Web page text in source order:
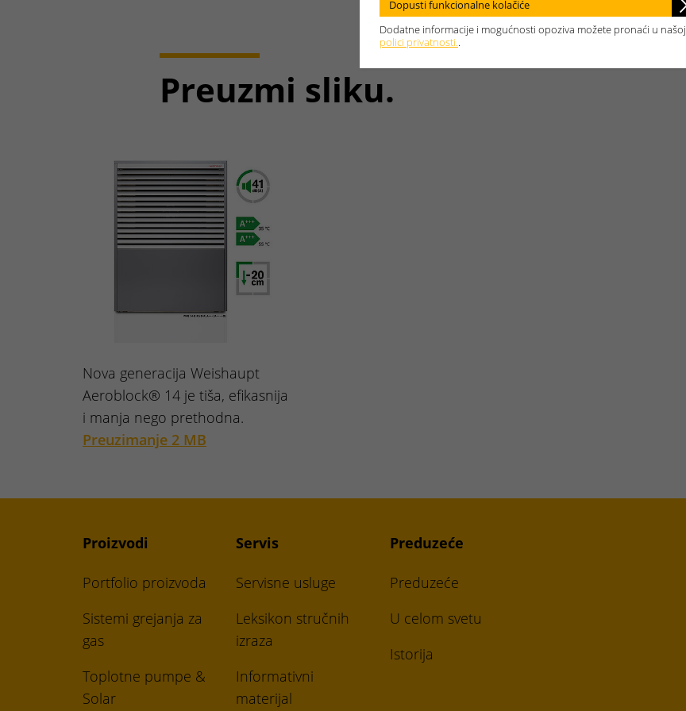
Preuzmi sliku.
Nova generacija Weishaupt
Aeroblock® 14 je tiša, efikasnija
i manja nego prethodna.
Preuzimanje 2 MB
Proizvodi
Portfolio proizvoda
Sistemi grejanja za
gas
Toplotne pumpe &
Solar
Servis
Servisne usluge
Leksikon stručnih
izraza
Informativni
materijal
Preduzeće
Preduzeće
U celom svetu
Istorija
Dopusti funkcionalne kolačiće
Dodatne informacije i mogućnosti opoziva možete pronaći u našoj
polici privatnosti..